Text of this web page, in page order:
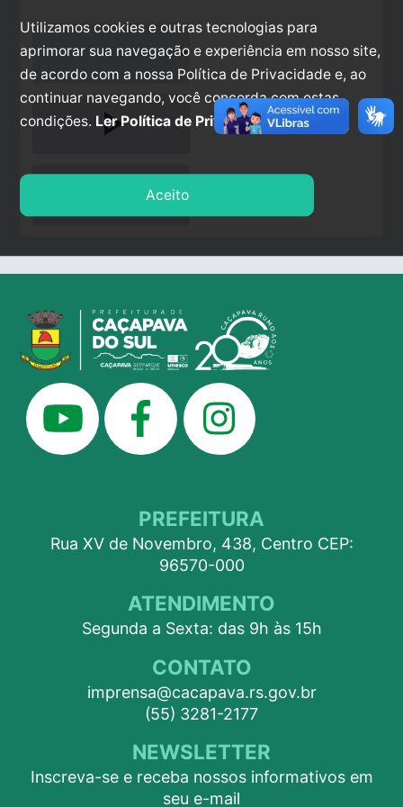
play_arrow
PREFEITURA
Rua XV de Novembro, 438, Centro CEP:
96570-000
ATENDIMENTO
Segunda a Sexta: das 9h às 15h
CONTATO
imprensa@cacapava.rs.gov.br
(55) 3281-2177
NEWSLETTER
Inscreva-se e receba nossos informativos em
seu e-mail
Utilizamos cookies e outras tecnologias para
aprimorar sua navegação e experiência em nosso site,
de acordo com a nossa Política de Privacidade e, ao
continuar navegando, você concorda com estas
condições. Ler Política de Privacidade.
Aceito